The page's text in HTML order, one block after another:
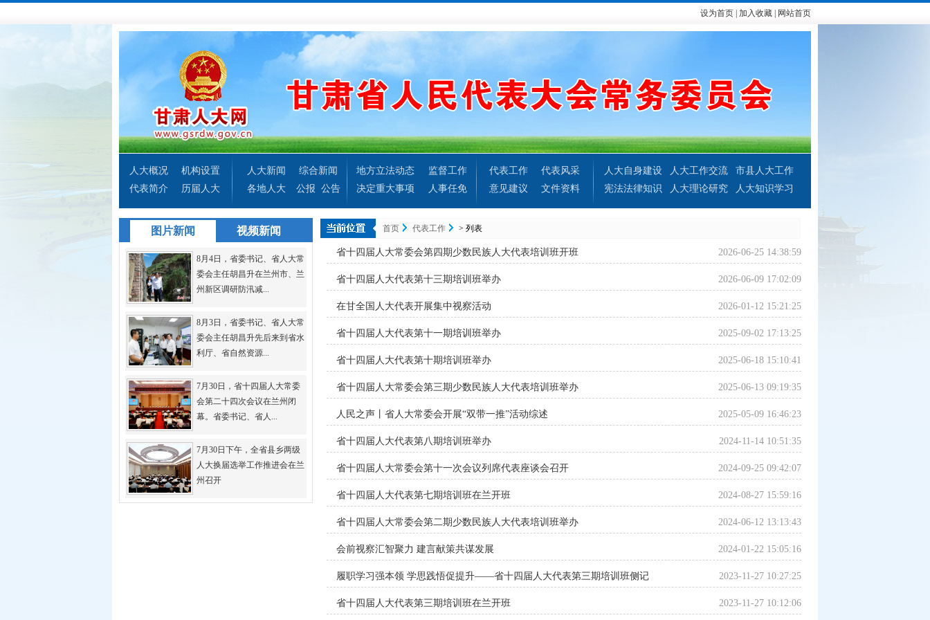
设为首页 加入收藏 网站首页
人大概况
机构设置
代表简介
历届人大
人大新闻
综合新闻
各地人大
公报 公告
地方立法动态
监督工作
决定重大事项
人事任免
代表工作
代表风采
意见建议
文件资料
人大自身建设 人大工作交流
市县人大工作
宪法法律知识
人大理论研究 人大知识学习
图片新闻 视频新闻
8月4日，省委书记、省人大常
委会主任胡昌升在兰州市、兰
州新区调研防汛减...
8月3日，省委书记、省人大常
委会主任胡昌升先后来到省水
利厅、省自然资源...
7月30日，省十四届人大常委
会第二十四次会议在兰州闭
幕。省委书记、省人...
7月30日下午，全省县乡两级
人大换届选举工作推进会在兰
州召开
首页 代表工作 > 列表
2026-06-25 14:38:59
省十四届人大常委会第四期少数民族人大代表培训班开班
2026-06-09 17:02:09
省十四届人大代表第十三期培训班举办
2026-01-12 15:21:25
在甘全国人大代表开展集中视察活动
2025-09-02 17:13:25
省十四届人大代表第十一期培训班举办
2025-06-18 15:10:41
省十四届人大代表第十期培训班举办
2025-06-13 09:19:35
省十四届人大常委会第三期少数民族人大代表培训班举办
2025-05-09 16:46:23
人民之声丨省人大常委会开展“双带一推”活动综述
2024-11-14 10:51:35
省十四届人大代表第八期培训班举办
2024-09-25 09:42:07
省十四届人大常委会第十一次会议列席代表座谈会召开
2024-08-27 15:59:16
省十四届人大代表第七期培训班在兰开班
2024-06-12 13:13:43
省十四届人大常委会第二期少数民族人大代表培训班举办
2024-01-22 15:05:16
会前视察汇智聚力 建言献策共谋发展
2023-11-27 10:27:25
履职学习强本领 学思践悟促提升——省十四届人大代表第三期培训班侧记
2023-11-27 10:12:06
省十四届人大代表第三期培训班在兰开班